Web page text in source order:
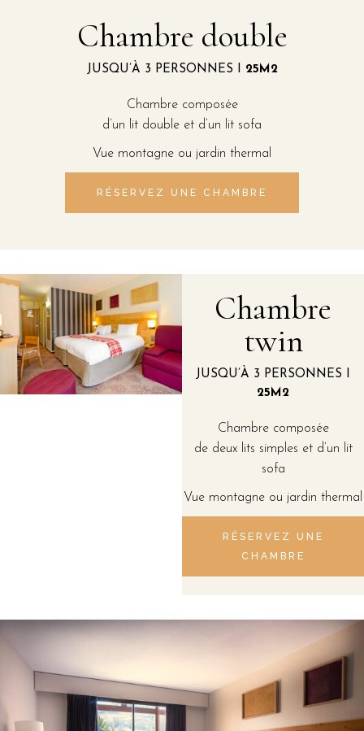
Chambre double
JUSQU’À 3 PERSONNES I 25M2
Chambre composée
d’un lit double et d’un lit sofa
Vue montagne ou jardin thermal
RÉSERVEZ UNE CHAMBRE
Chambre
twin
JUSQU’À 3 PERSONNES I
25M2
Chambre composée
de deux lits simples et d’un lit
sofa
Vue montagne ou jardin thermal
RÉSERVEZ UNE
CHAMBRE